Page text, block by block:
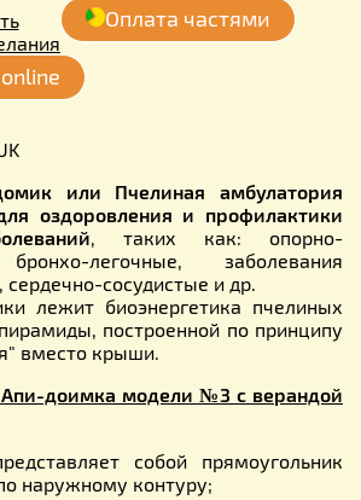
Оплата частями
или Пчелиная
амбулатория
оздоровления и профилактики
, таких как: опорно-
легочные, заболевания
сосудистые и др.
лежит биоэнергетика пчелиных
построенной по принципу
вместо крыши.
доимка модели №3 с верандой
собой прямоугольник
наружному контуру;